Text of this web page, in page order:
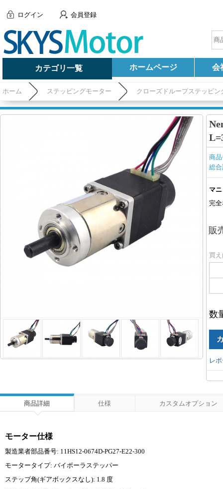
ログイン 会員登録
カテゴリ一覧 ホームページ 会
ホーム ステッピングモーター クローズドループステッピン
コーダ 300CPR
商
総
マ
完
販
買
数
レ
商品詳細 仕様 カスタムオプション
モーター仕様
製造業者部品番号: 11HS12-0674D-PG27-E22-300
モータータイプ: バイポーラステッパー
ステップ角(ギアボックスなし): 1.8 度